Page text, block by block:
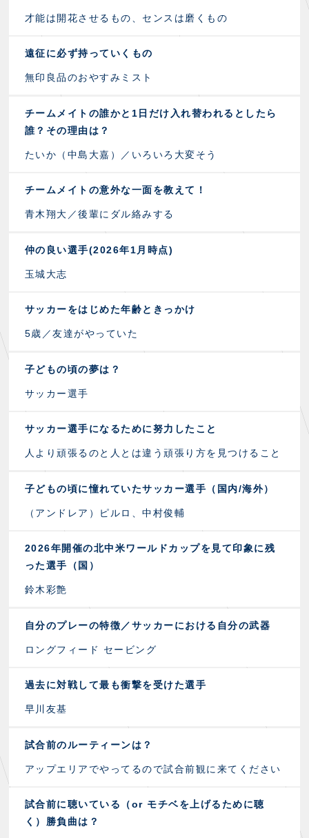
才能は開花させるもの、センスは磨くもの
遠征に必ず持っていくもの
無印良品のおやすみミスト
チームメイトの誰かと1日だけ入れ替われるとしたら
誰？その理由は？
たいか（中島大嘉）／いろいろ大変そう
チームメイトの意外な一面を教えて！
青木翔大／後輩にダル絡みする
仲の良い選手(2026年1月時点)
玉城大志
サッカーをはじめた年齢ときっかけ
5歳／友達がやっていた
子どもの頃の夢は？
サッカー選手
サッカー選手になるために努力したこと
人より頑張るのと人とは違う頑張り方を見つけること
子どもの頃に憧れていたサッカー選手（国内/海外）
（アンドレア）ピルロ、中村俊輔
2026年開催の北中米ワールドカップを見て印象に残
った選手（国）
鈴木彩艶
自分のプレーの特徴／サッカーにおける自分の武器
ロングフィード セービング
過去に対戦して最も衝撃を受けた選手
早川友基
試合前のルーティーンは？
アップエリアでやってるので試合前観に来てください
試合前に聴いている（or モチベを上げるために聴
く）勝負曲は？